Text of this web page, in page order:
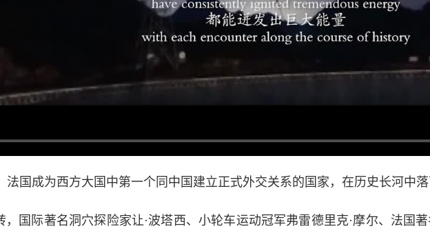
成为西方大国中第一个同中国建立正式外交关系的国家，在历史长河中
际著名洞穴探险家让·波塔西、小轮车运动冠军弗雷德里克·摩尔、法国